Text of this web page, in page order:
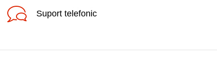
Suport telefonic